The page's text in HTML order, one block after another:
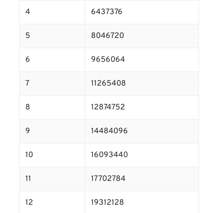
4 6437376
5 8046720
6 9656064
7 11265408
8 12874752
9 14484096
10 16093440
11 17702784
12 19312128